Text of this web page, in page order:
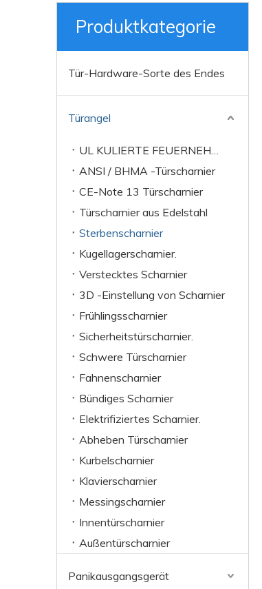
Produktkategorie
Tür-Hardware-Sorte des Endes
Türangel
UL KULIERTE FEUERNEHMEN
ANSI / BHMA -Türscharnier
CE-Note 13 Türscharnier
Türscharnier aus Edelstahl
Sterbenscharnier
Kugellagerscharnier.
Verstecktes Scharnier
3D -Einstellung von Scharnier
Frühlingsscharnier
Sicherheitstürscharnier.
Schwere Türscharnier
Fahnenscharnier
Bündiges Scharnier
Elektrifiziertes Scharnier.
Abheben Türscharnier
Kurbelscharnier
Klavierscharnier
Messingscharnier
Innentürscharnier
Außentürscharnier
Panikausgangsgerät